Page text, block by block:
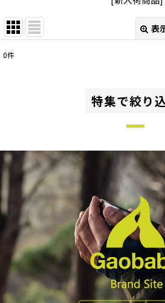
表
絞り込む
0件
特集で絞り
ソロ・デュオキャンプ、ツーリング
ハイキング・トレッキング
ピクニック・チェアリング
バーベキューBBQ
車中泊
ファミリーフィッシング